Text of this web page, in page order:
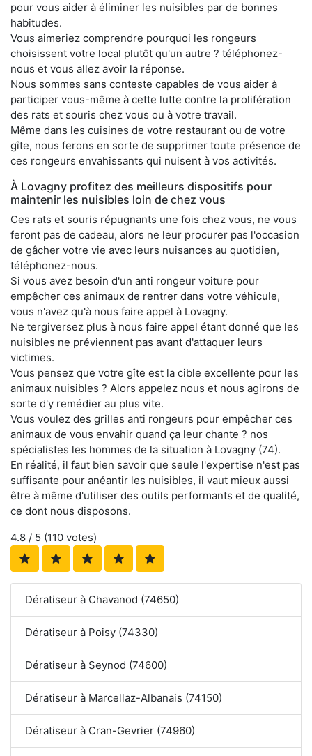
pour vous aider à éliminer les nuisibles par de bonnes
habitudes.
Vous aimeriez comprendre pourquoi les rongeurs
choisissent votre local plutôt qu'un autre ? téléphonez-
nous et vous allez avoir la réponse.
Nous sommes sans conteste capables de vous aider à
participer vous-même à cette lutte contre la prolifération
des rats et souris chez vous ou à votre travail.
Même dans les cuisines de votre restaurant ou de votre
gîte, nous ferons en sorte de supprimer toute présence de
ces rongeurs envahissants qui nuisent à vos activités.
À Lovagny profitez des meilleurs dispositifs pour
maintenir les nuisibles loin de chez vous
Ces rats et souris répugnants une fois chez vous, ne vous
feront pas de cadeau, alors ne leur procurer pas l'occasion
de gâcher votre vie avec leurs nuisances au quotidien,
téléphonez-nous.
Si vous avez besoin d'un anti rongeur voiture pour
empêcher ces animaux de rentrer dans votre véhicule,
vous n'avez qu'à nous faire appel à Lovagny.
Ne tergiversez plus à nous faire appel étant donné que les
nuisibles ne préviennent pas avant d'attaquer leurs
victimes.
Vous pensez que votre gîte est la cible excellente pour les
animaux nuisibles ? Alors appelez nous et nous agirons de
sorte d'y remédier au plus vite.
Vous voulez des grilles anti rongeurs pour empêcher ces
animaux de vous envahir quand ça leur chante ? nos
spécialistes les hommes de la situation à Lovagny (74).
En réalité, il faut bien savoir que seule l'expertise n'est pas
suffisante pour anéantir les nuisibles, il vaut mieux aussi
être à même d'utiliser des outils performants et de qualité,
ce dont nous disposons.
4.8 / 5 (110 votes)
Dératiseur à Chavanod (74650)
Dératiseur à Poisy (74330)
Dératiseur à Seynod (74600)
Dératiseur à Marcellaz-Albanais (74150)
Dératiseur à Cran-Gevrier (74960)